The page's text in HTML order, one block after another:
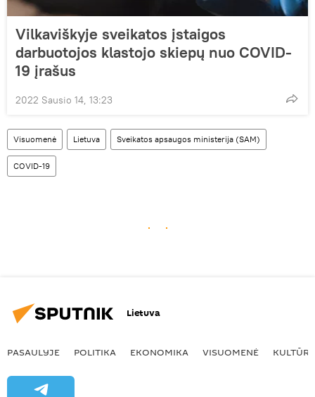
Vilkaviškyje sveikatos įstaigos
darbuotojos klastojo skiepų nuo COVID-
19 įrašus
2022 Sausio 14, 13:23
Visuomenė Lietuva Sveikatos apsaugos ministerija (SAM)
COVID-19
Lietuva
PASAULYJE POLITIKA EKONOMIKA VISUOMENĖ KULTŪRA